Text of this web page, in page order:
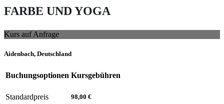
FARBE UND YOGA
Kurs auf Anfrage
Aidenbach, Deutschland
Buchungsoptionen Kursgebühren
Standardpreis 98,00 €